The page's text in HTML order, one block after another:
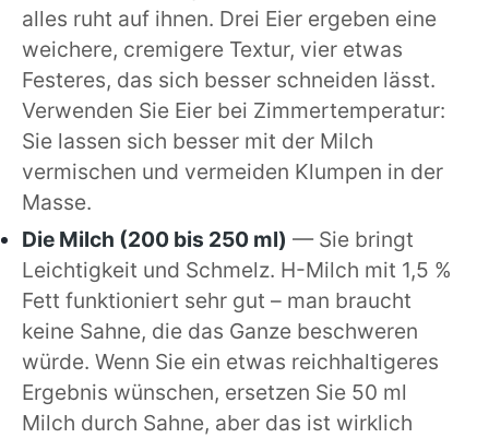
alles ruht auf ihnen. Drei Eier ergeben eine
weichere, cremigere Textur, vier etwas
Festeres, das sich besser schneiden lässt.
Verwenden Sie Eier bei Zimmertemperatur:
Sie lassen sich besser mit der Milch
vermischen und vermeiden Klumpen in der
Masse.
Die Milch (200 bis 250 ml) — Sie bringt
Leichtigkeit und Schmelz. H-Milch mit 1,5 %
Fett funktioniert sehr gut – man braucht
keine Sahne, die das Ganze beschweren
würde. Wenn Sie ein etwas reichhaltigeres
Ergebnis wünschen, ersetzen Sie 50 ml
Milch durch Sahne, aber das ist wirklich